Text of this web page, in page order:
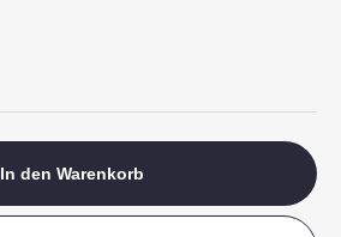
In den Warenkorb